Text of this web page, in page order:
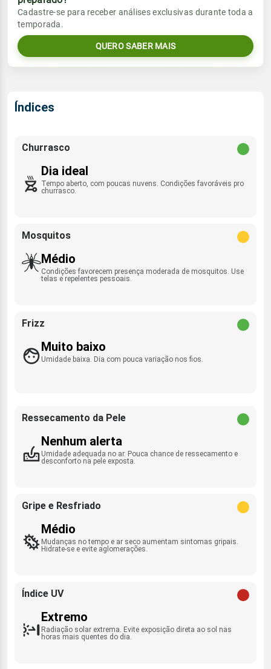
Umidade do ar
56%89%
Rajada de vento
Sol
06:40h às 17:56h
Lua
Chuva
0.0mm
Umidade do ar
Vento
SE - 8km/h
Rajada de vento
Sol
Cadastre-se para receber análises exclusivas durante toda a
temporada.
QUERO SABER MAIS
Índices
Churrasco
Dia ideal
Tempo aberto, com poucas nuvens. Condições favoráveis pro
churrasco.
Mosquitos
Médio
Condições favorecem presença moderada de mosquitos. Use
telas e repelentes pessoais.
Frizz
Muito baixo
Umidade baixa. Dia com pouca variação nos fios.
Ressecamento da Pele
Nenhum alerta
Umidade adequada no ar. Pouca chance de ressecamento e
desconforto na pele exposta.
Gripe e Resfriado
Médio
Mudanças no tempo e ar seco aumentam sintomas gripais.
Hidrate-se e evite aglomerações.
Índice UV
Extremo
Radiação solar extrema. Evite exposição direta ao sol nas
horas mais quentes do dia.